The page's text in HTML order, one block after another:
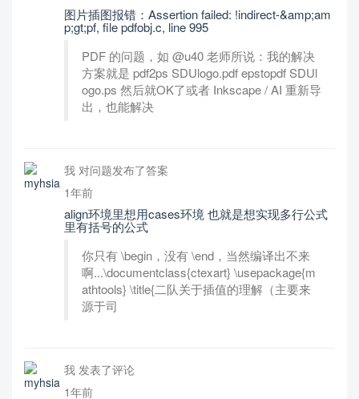
图片插图报错：Assertion failed: !indirect-&amp;am
p;gt;pf, file pdfobj.c, line 995
PDF 的问题，如 @u40 老师所说：我的解决
方案就是 pdf2ps SDUlogo.pdf epstopdf SDUl
ogo.ps 然后就OK了或者 Inkscape / AI 重新导
出，也能解决
我 对问题发布了答案
1年前
align环境里想用cases环境 也就是想实现多行公式
里有括号的公式
你只有 \begin，没有 \end，当然编译出不来
啊...\documentclass{ctexart} \usepackage{m
athtools} \title{二队关于插值的理解（主要来
源于司
我 发表了评论
1年前